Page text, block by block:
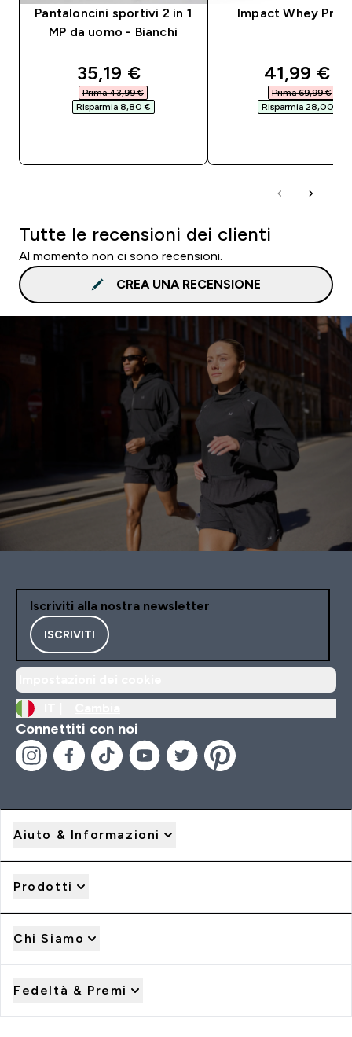
Pantaloncini sportivi 2 in 1
MP da uomo - Bianchi
discounted price
35,19 €‎
Prima 43,99 €‎
Risparmia 8,80 €‎
Impact Whey
41,99 €‎
Prima 69,99 €‎
Risparmia 28,00 €‎
Tutte le recensioni dei clienti
Al momento non ci sono recensioni.
CREA UNA RECENSIONE
Iscriviti alla nostra newsletter
ISCRIVITI
Connettiti con noi
Aiuto & Informazioni
Prodotti
Chi Siamo
Fedeltà & Premi